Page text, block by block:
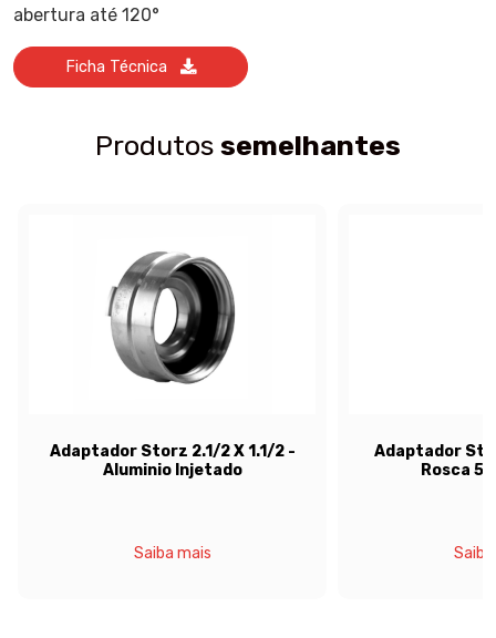
abertura até 120°
Ficha Técnica
Produtos semelhantes
Adaptador Storz 2.1/2 X 1.1/2 -
Aluminio Injetado
Saiba mais
Adaptador
Rosca
Saiba